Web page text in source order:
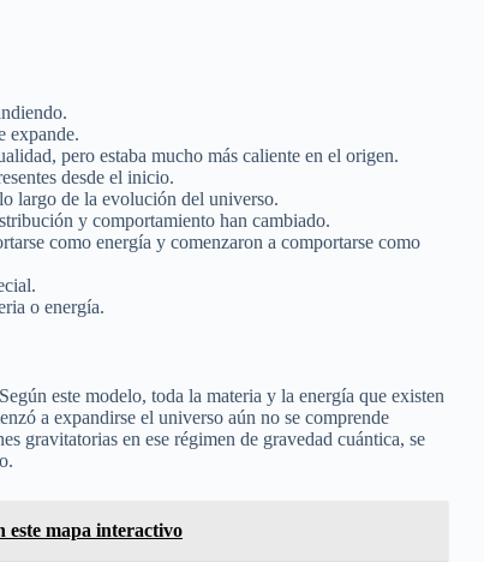
expande.
pero estaba mucho más caliente en el origen.
desde el inicio.
largo de la evolución del universo.
y comportamiento han cambiado.
como energía y comenzaron a comportarse como
o energía.
este modelo, toda la materia y la energía que existen
a expandirse el universo aún no se comprende
gravitatorias en ese régimen de gravedad cuántica, se
este mapa interactivo